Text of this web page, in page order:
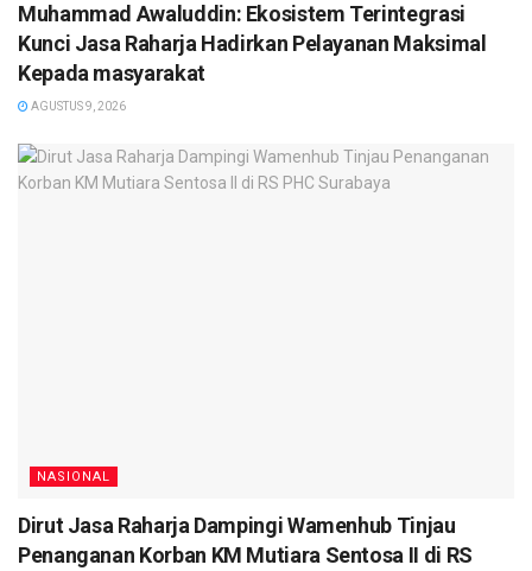
Muhammad Awaluddin: Ekosistem Terintegrasi
Kunci Jasa Raharja Hadirkan Pelayanan Maksimal
Kepada masyarakat
AGUSTUS 9, 2026
NASIONAL
Dirut Jasa Raharja Dampingi Wamenhub Tinjau
Penanganan Korban KM Mutiara Sentosa II di RS